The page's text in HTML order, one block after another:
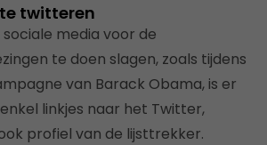
twitteren
media voor de
te doen slagen, zoals tijdens
van Barack Obama, is er
linkjes naar het Twitter,
profiel van de lijsttrekker.